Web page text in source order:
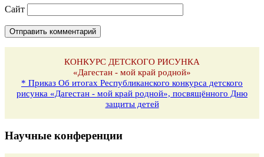
Сайт
КОНКУРС ДЕТСКОГО РИСУНКА
«Дагестан - мой край родной»
* Приказ Об итогах Республиканского конкурса детского
рисунка «Дагестан - мой край родной», посвящённого Дню
защиты детей
Научные конференции